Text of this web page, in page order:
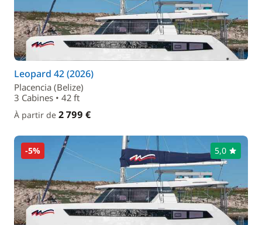
Leopard 42 (2026)
Placencia (Belize)
3 Cabines • 42 ft
À partir de 2 799 €
-5% 5,0